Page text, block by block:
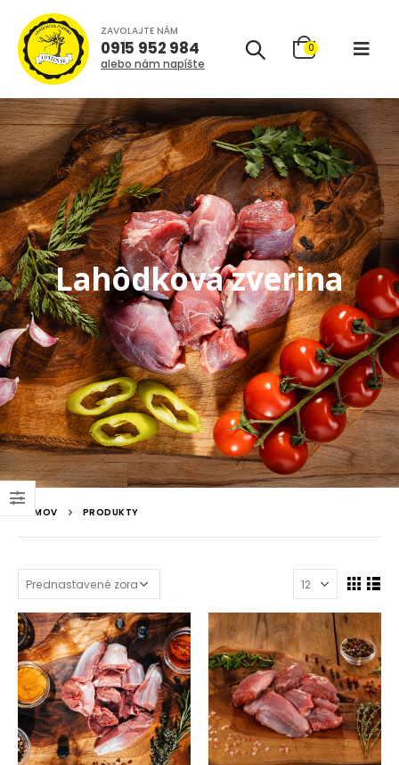
ZAVOLAJTE NÁM
0915 952 984
alebo nám napíšte
0
Lahôdková zverina
DOMOV PRODUKTY